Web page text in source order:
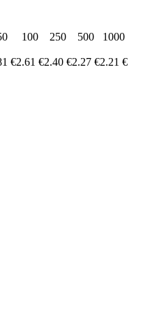
100 250 500
1000
€2.61 €2.40 €2.27 €2.21 €